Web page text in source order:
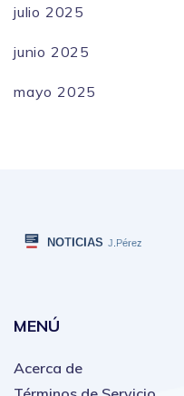
julio 2025
junio 2025
mayo 2025
MENÚ
Acerca de